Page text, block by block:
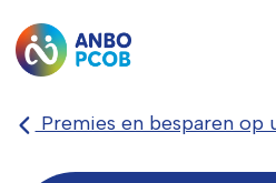
Premies en besparen op